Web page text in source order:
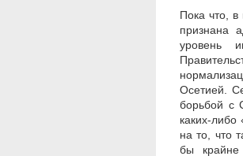
Пока что, в
признана
уровень
Осетией.
борьбой с
каких-
на то, что
бы крайне